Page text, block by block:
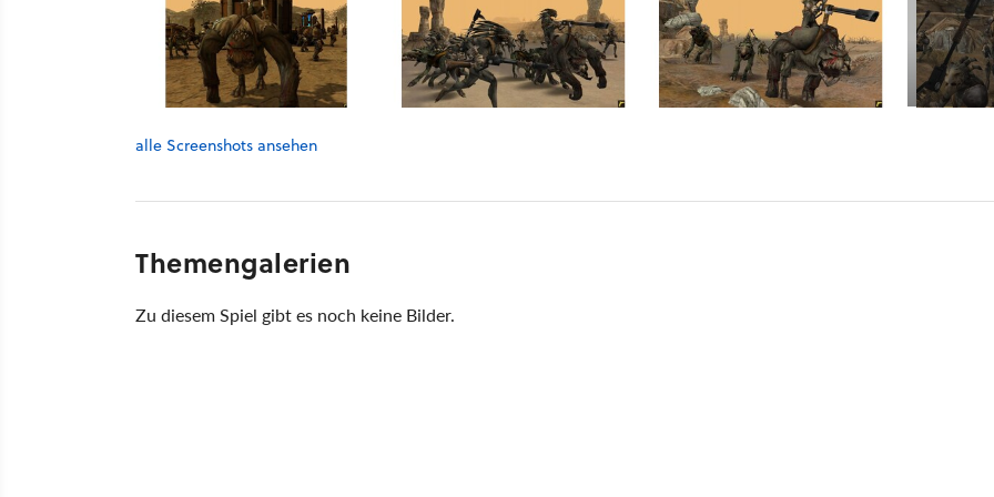
alle Screenshots ansehen
Themengalerien
Zu diesem Spiel gibt es noch keine Bilder.